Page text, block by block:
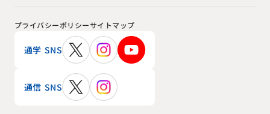
プライバシーポリシーサイトマップ
通学 SNS
通信 SNS